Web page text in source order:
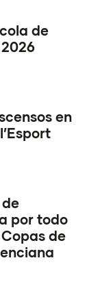
de
en
por todo
de